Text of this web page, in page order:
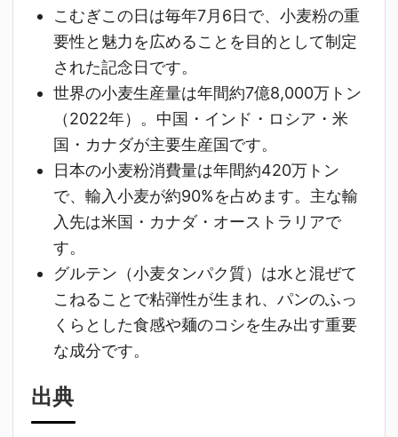
こむぎこの日は毎年7月6日で、小麦粉の重
要性と魅力を広めることを目的として制定
された記念日です。
世界の小麦生産量は年間約7億8,000万トン
（2022年）。中国・インド・ロシア・米
国・カナダが主要生産国です。
日本の小麦粉消費量は年間約420万トン
で、輸入小麦が約90%を占めます。主な輸
入先は米国・カナダ・オーストラリアで
す。
グルテン（小麦タンパク質）は水と混ぜて
こねることで粘弾性が生まれ、パンのふっ
くらとした食感や麺のコシを生み出す重要
な成分です。
出典